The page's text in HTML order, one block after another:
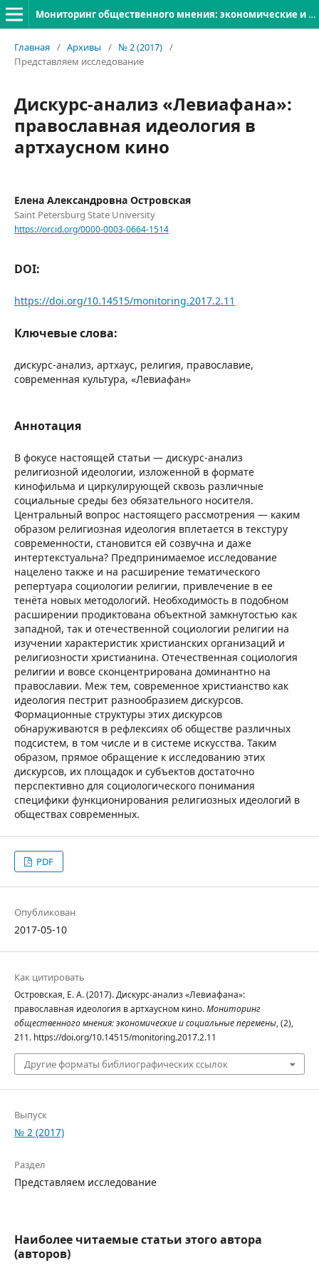
Мониторинг общественного мнения: экономические и социальные перемены
Главная / Архивы / № 2 (2017) /
Представляем исследование
Дискурс-анализ «Левиафана»:
православная идеология в
артхаусном кино
Елена Александровна Островская
Saint Petersburg State University
https://orcid.org/0000-0003-0664-1514
DOI:
https://doi.org/10.14515/monitoring.2017.2.11
Ключевые слова:
дискурс-анализ, артхаус, религия, православие,
современная культура, «Левиафан»
Аннотация
В фокусе настоящей статьи — дискурс-анализ
религиозной идеологии, изложенной в формате
кинофильма и циркулирующей сквозь различные
социальные среды без обязательного носителя.
Центральный вопрос настоящего рассмотрения — каким
образом религиозная идеология вплетается в текстуру
современности, становится ей созвучна и даже
интертекстуальна? Предпринимаемое исследование
нацелено также и на расширение тематического
репертуара социологии религии, привлечение в ее
тенёта новых методологий. Необходимость в подобном
расширении продиктована объектной замкнутостью как
западной, так и отечественной социологии религии на
изучении характеристик христианских организаций и
религиозности христианина. Отечественная социология
религии и вовсе сконцентрирована доминантно на
православии. Меж тем, современное христианство как
идеология пестрит разнообразием дискурсов.
Формационные структуры этих дискурсов
обнаруживаются в рефлексиях об обществе различных
подсистем, в том числе и в системе искусства. Таким
образом, прямое обращение к исследованию этих
дискурсов, их площадок и субъектов достаточно
перспективно для социологического понимания
специфики функционирования религиозных идеологий в
обществах современных.
PDF
Опубликован
2017-05-10
Как цитировать
Островская, Е. А. (2017). Дискурс-анализ «Левиафана»:
православная идеология в артхаусном кино.Мониторинг
общественного мнения: экономические и социальные перемены, (2),
211. https://doi.org/10.14515/monitoring.2017.2.11
Другие форматы библиографических ссылок
Выпуск
№ 2 (2017)
Раздел
Представляем исследование
Наиболее читаемые статьи этого автора
(авторов)